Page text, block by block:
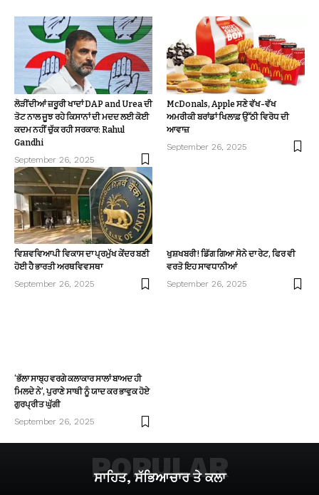
ਲੋੜੀਂਦੀਆਂ ਜ਼ਰੂਰੀ ਖਾਦਾਂ DAP and Urea ਦੀ
ਤੋਟ ਨਾਲ ਜੂਝ ਰਹੇ ਕਿਸਾਨਾਂ ਦੀ ਮਦਦ ਲਈ ਕੋਈ
ਕਦਮ ਨਹੀਂ ਚੁੱਕ ਰਹੀ ਸਰਕਾਰ: Rahul
Gandhi
September 26, 2025
McDonals, Apple ਸਣੇ ਵੱਖ-ਵੱਖ
ਅਮਰੀਕੀ ਬਰਾਂਡਾਂ ਖਿਲਾਫ਼ ਉੱਠੀ ਵਿਰੋਧ ਦੀ
ਆਵਾਜ਼
September 26, 2025
ਵਿਸ਼ਵਵਿਆਪੀ ਵਿਕਾਸ ਦਾ ਪ੍ਰਮੁੱਖ ਕੇਂਦਰ ਬਣੀ
ਹੋਈ ਹੈ ਭਾਰਤੀ ਅਰਥਵਿਵਸਥਾ
September 26, 2025
ਖੁਸ਼ਖਬਰੀ! ਡਿੱਗ ਗਿਆ ਸੋਨੇ ਦਾ ਰੇਟ, ਫਿਰ ਵੀ
ਵਰਤੋ ਇਹ ਸਾਵਧਾਨੀਆਂ
September 26, 2025
‘ਭੱਲਾ ਸਾਬ੍ਹ ਵਰਗੇ ਕਲਾਕਾਰ ਸਾਲਾਂ ਬਾਅਦ ਹੀ
ਮਿਲਦੇ ਨੇ’, ਪੁਰਾਣੇ ਸਾਥੀ ਨੂੰ ਯਾਦ ਕਰ ਭਾਵੁਕ ਹੋਏ
ਗੁਰਪ੍ਰੀਤ ਘੁੱਗੀ
September 26, 2025
ਸਾਹਿਤ, ਸੱਭਿਆਚਾਰ ਤੇ ਕਲਾ
POPULAR